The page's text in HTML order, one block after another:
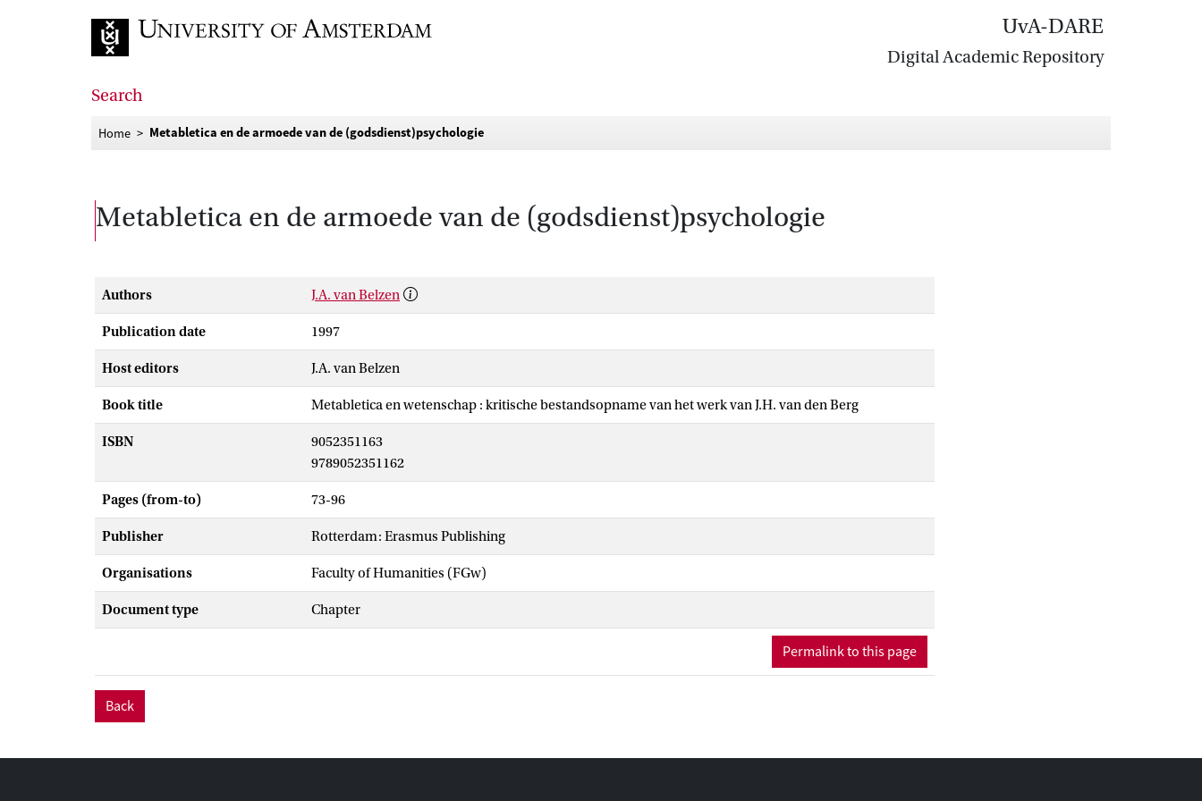
UvA-DARE
Digital Academic Repository
Search
Home Metabletica en de armoede van de (godsdienst)psychologie
Metabletica en de armoede van de (godsdienst)psychologie
Authors J.A. van Belzen
Publication date 1997
Host editors J.A. van Belzen
Book title Metabletica en wetenschap : kritische bestandsopname van het werk van J.H. van den Berg
ISBN
9052351163
9789052351162
Pages (from-to) 73-96
Publisher Rotterdam: Erasmus Publishing
Organisations Faculty of Humanities (FGw)
Document type Chapter
Permalink to this page
Back